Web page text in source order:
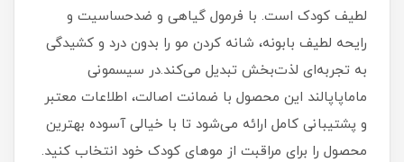
لطیف کودک است. با فرمول گیاهی و ضدحساسیت و
رایحه لطیف بابونه، شانه کردن مو را بدون درد و کشیدگی
به تجربه‌ای لذت‌بخش تبدیل می‌کند.در سیسمونی
ماماپاپالند این محصول با ضمانت اصالت، اطلاعات معتبر
و پشتیبانی کامل ارائه می‌شود تا با خیالی آسوده بهترین
محصول را برای مراقبت از موهای کودک خود انتخاب کنید.